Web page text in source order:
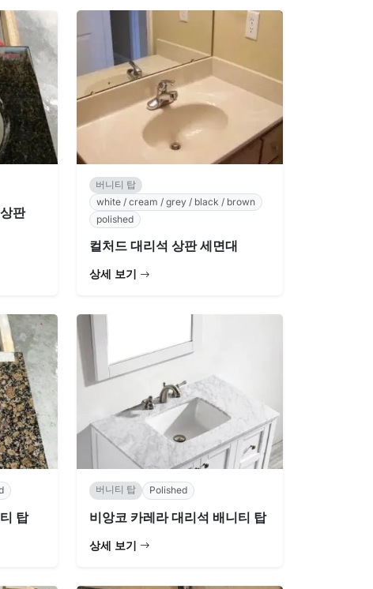
판
버니티 탑
white / cream / grey / black / brown
polished
컬처드 대리석 상판 세면대
상세 보기
탑
버니티 탑 Polished
비앙코 카레라 대리석 배니티 탑
상세 보기